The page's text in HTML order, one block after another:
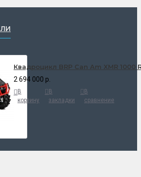
Квадроцикл BRP Can Am XMR 1000
2 694 000 р.
В
корзину
В
закладки
В
сравнение